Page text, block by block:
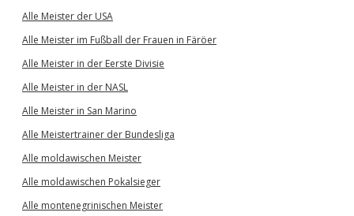
Alle Meister der USA
Alle Meister im Fußball der Frauen in Färöer
Alle Meister in der Eerste Divisie
Alle Meister in der NASL
Alle Meister in San Marino
Alle Meistertrainer der Bundesliga
Alle moldawischen Meister
Alle moldawischen Pokalsieger
Alle montenegrinischen Meister